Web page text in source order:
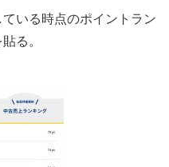
いる時点のポイントラン
る。